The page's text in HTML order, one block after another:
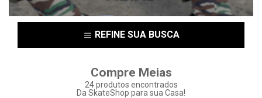
REFINE SUA BUSCA
Compre Meias
24produtos encontrados
Da SkateShop para sua Casa!